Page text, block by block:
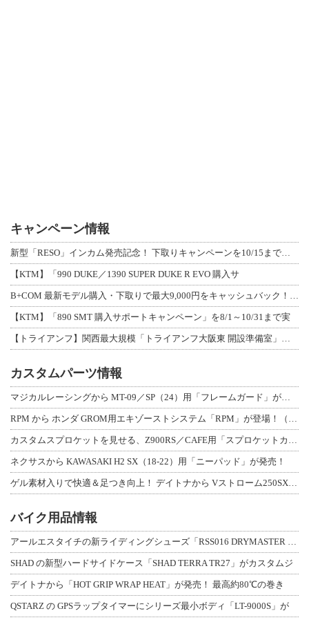
キャンペーン情報
【KTM】「990 DUKE／1390 SUPER DUKE R EVO 購入サ
【KTM】「890 SMT 購入サポートキャンペーン」を8/1～10/31まで実
カスタムパーツ情報
ネクサスから KAWASAKI H2 SX（18-22）用「ニーパッド」が発売！
バイク用品情報
SHAD の新型ハードサイドケース「SHAD TERRA TR27」がカスタムジ
デイトナから「HOT GRIP WRAP HEAT」が発売！ 最高約80℃の巻き
QSTARZ の GPSラップタイマーにシリーズ最小ボディ「LT-9000S」が